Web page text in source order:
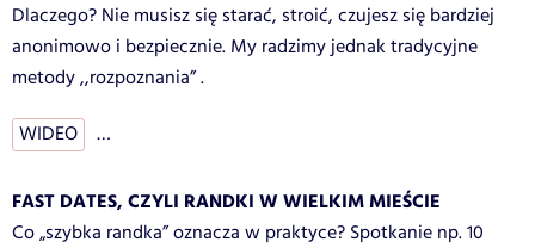
Dlaczego? Nie musisz się starać, stroić, czujesz się bardziej
anonimowo i bezpiecznie. My radzimy jednak tradycyjne
metody ,,rozpoznania” .
WIDEO …
FAST DATES, CZYLI RANDKI W WIELKIM MIEŚCIE
Co „szybka randka” oznacza w praktyce? Spotkanie np. 10